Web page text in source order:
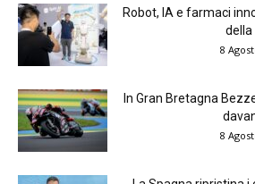
Robot, IA e farmaci
della
8
In Gran Bretagna
8